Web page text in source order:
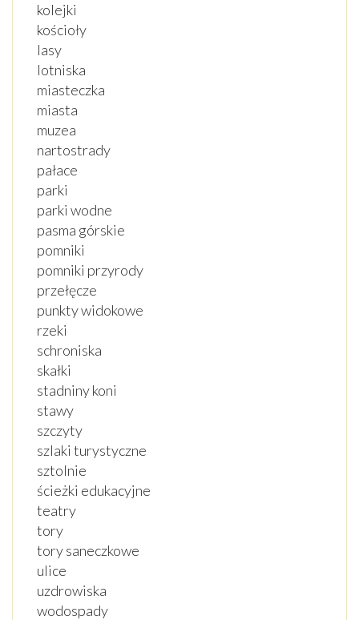
kolejki
kościoły
lasy
lotniska
miasteczka
miasta
muzea
nartostrady
pałace
parki
parki wodne
pasma górskie
pomniki
pomniki przyrody
przełęcze
punkty widokowe
rzeki
schroniska
skałki
stadniny koni
stawy
szczyty
szlaki turystyczne
sztolnie
ścieżki edukacyjne
teatry
tory
tory saneczkowe
ulice
uzdrowiska
wodospady